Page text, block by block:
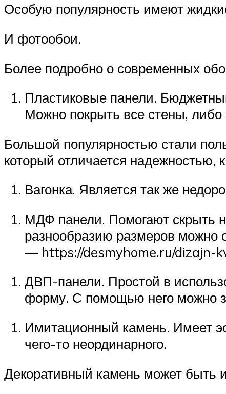
Особую популярность имеют
И фотообои.
Более подробно о современных
Пластиковые панели.
Можно покрыть все стены, либо
Большой популярностью стали
который отличается надежностью,
Вагонка. Является так же
МДФ панели. Помогают скрыть
разнообразию размеров можно
— https://desmyhome.ru/dizajn-
ДВП-панели. Простой в
форму. С помощью него можно
Имитационный камень. Имеет
чего-то неординарного.
Декоративный камень может быть